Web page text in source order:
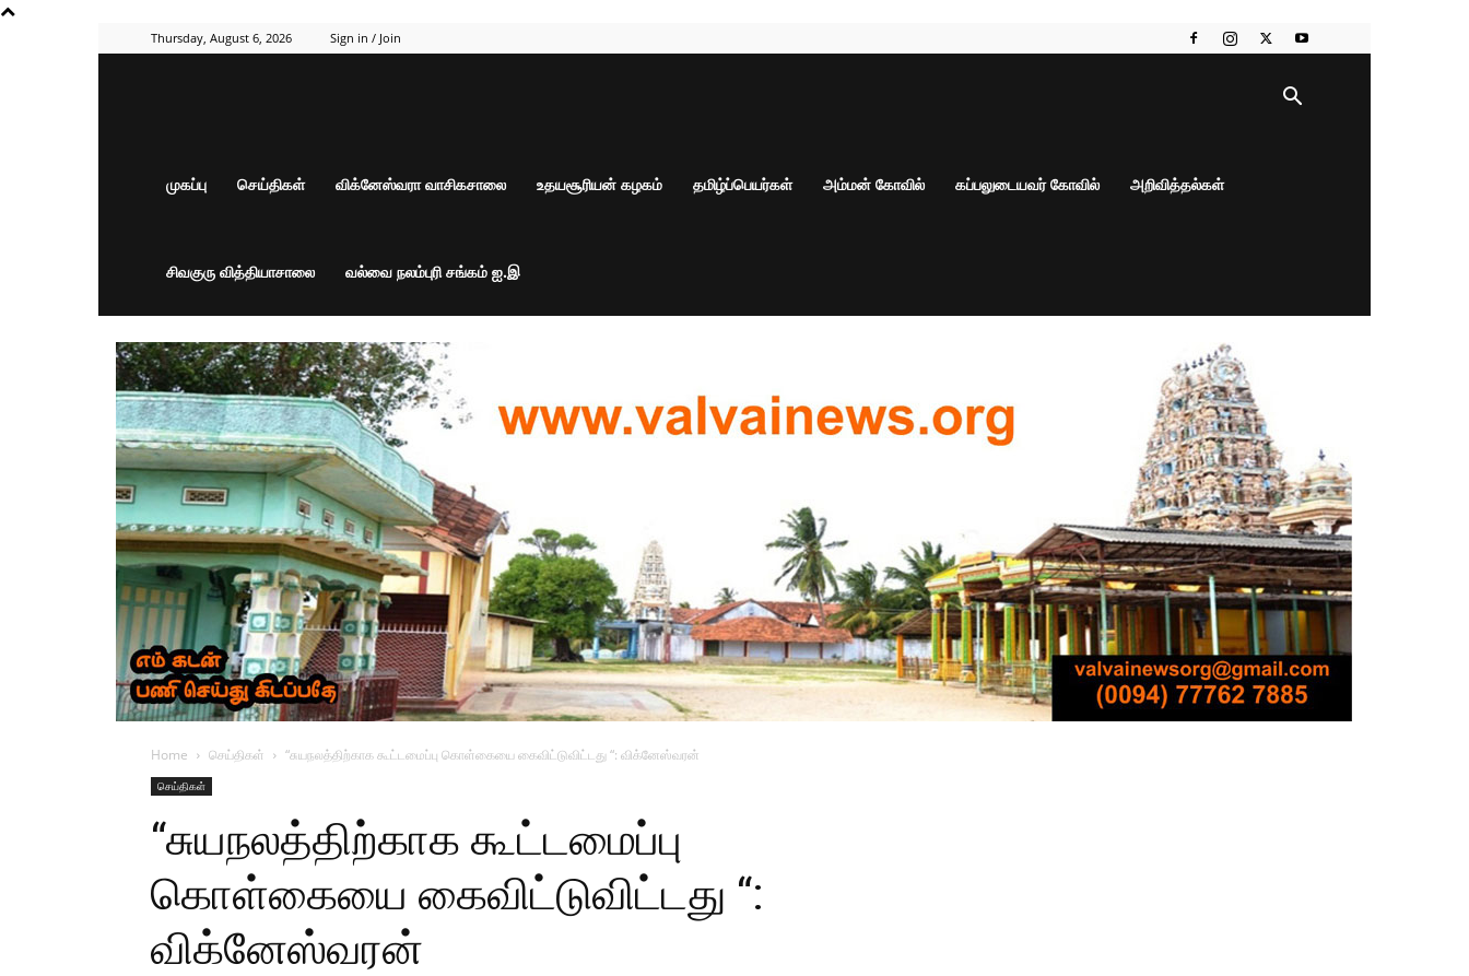
Thursday, August 6, 2026 Sign in / Join
முகப்பு செய்திகள் விக்னேஸ்வரா வாசிகசாலை உதயசூரியன் கழகம் தமிழ்ப்பெயர்கள் அம்மன் கோவில் கப்பலுடையவர் கோவில் அறிவித்தல்கள்
சிவகுரு வித்தியாசாலை வல்வை நலம்புரி சங்கம் ஐ.இ
Home செய்திகள் “சுயநலத்திற்காக கூட்டமைப்பு கொள்கையை கைவிட்டுவிட்டது “: விக்னேஸ்வரன்
செய்திகள்
“சுயநலத்திற்காக கூட்டமைப்பு
கொள்கையை கைவிட்டுவிட்டது “:
விக்னேஸ்வரன்